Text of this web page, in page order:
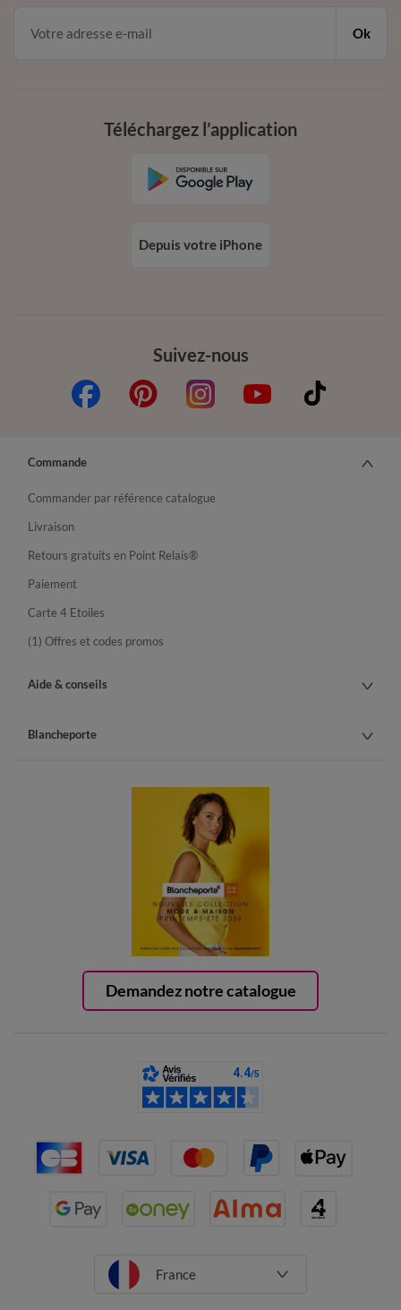
Ok
Suivez-nous
Téléchargez l’application
Depuis votre iPhone
Demandez notre catalogue
Commande
Commander par référence catalogue
Livraison
Retours gratuits en Point Relais®
Paiement
Carte 4 Etoiles
(1) Offres et codes promos
Aide & conseils
Blancheporte
France